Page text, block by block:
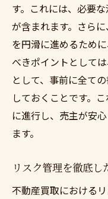
す。これには、必要
が含まれます。さら
を円滑に進めるため
べきポイントとして
として、事前に全て
しておくことです。
に進行し、売主が安
ます。
リスク管理を徹底し
不動産買取における